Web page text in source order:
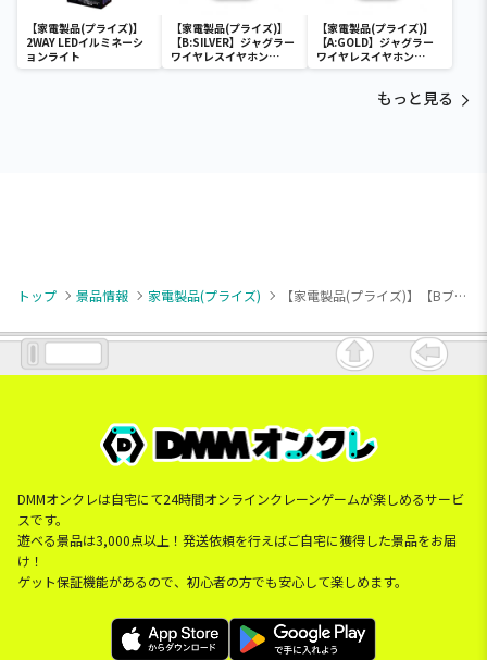
【家電製品(プライズ)】
2WAY LEDイルミネーシ
ョンライト
【家電製品(プライズ)】
【B:SILVER】ジャグラー
ワイヤレスイヤホン
2(GOLD&SILVER)
【家電製品(プライズ)】
【A:GOLD】ジャグラー
ワイヤレスイヤホン
2(GOLD&SILVER)
もっと見る
トップ 景品情報 家電製品(プライズ) 【家電製品(プライズ)】【Bブラック】サークルインジケーターコンパクトモバイルバッテリー
DMMオンクレは自宅にて24時間オンラインクレーンゲームが楽しめるサービ
スです。
遊べる景品は3,000点以上！発送依頼を行えばご自宅に獲得した景品をお届
け！
ゲット保証機能があるので、初心者の方でも安心して楽しめます。